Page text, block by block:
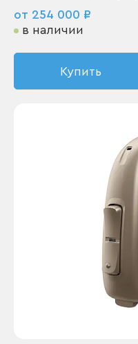
от 254 000 ₽
в наличии
Купить